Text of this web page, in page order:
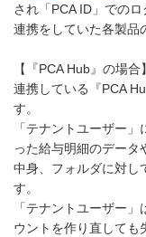
され「PCA ID」でのロ
連携をしていた各製品
【『PCA Hub』の場合】
連携している『PCA
す。
「テナントユーザー
った給与明細のデータ
中身、フォルダに対し
す。
「テナントユーザー
ウントを作り直しても